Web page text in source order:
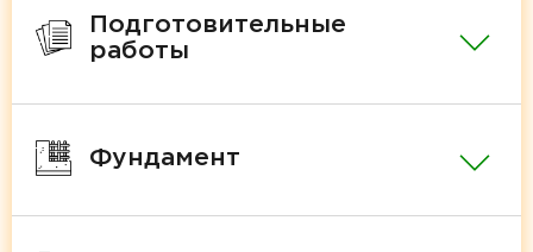
Подготовительные
работы
Фундамент